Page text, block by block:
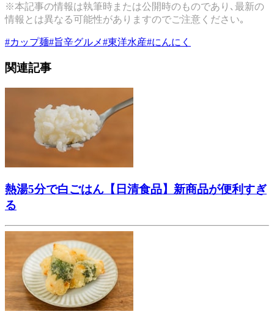
※本記事の情報は執筆時または公開時のものであり､最新の
情報とは異なる可能性がありますのでご注意ください｡
#カップ麺#旨辛グルメ#東洋水産#にんにく
関連記事
熱湯5分で白ごはん【日清食品】新商品が便利すぎ
る